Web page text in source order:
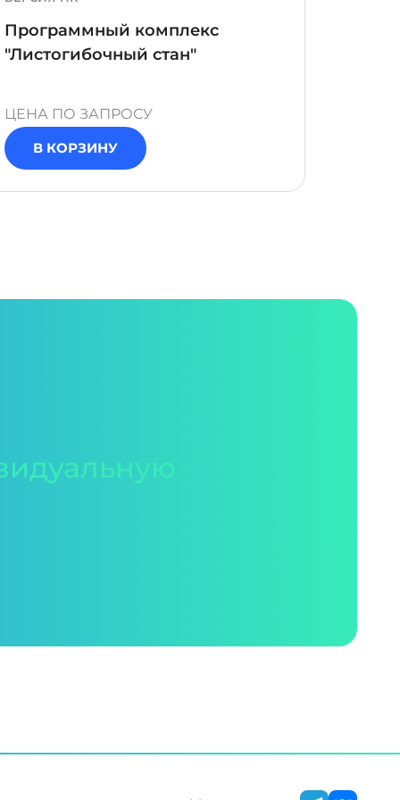
Программный комплекс
"Листогибочный стан"
ЦЕНА ПО ЗАПРОСУ
В КОРЗИНУ